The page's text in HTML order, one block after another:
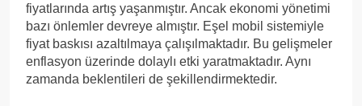
fiyatlarında artış yaşanmıştır. Ancak ekonomi yönetimi
bazı önlemler devreye almıştır. Eşel mobil sistemiyle
fiyat baskısı azaltılmaya çalışılmaktadır. Bu gelişmeler
enflasyon üzerinde dolaylı etki yaratmaktadır. Aynı
zamanda beklentileri de şekillendirmektedir.